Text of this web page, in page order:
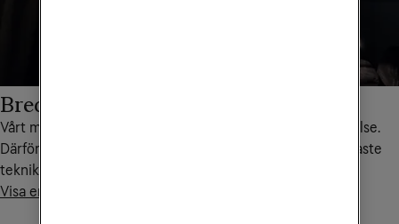
Bredband
Vårt mål är att du alltid ska ha Sveriges bästa surfupplevelse.
Därför ger vi dig tillgång till en WiFi-router med den senaste
tekniken när du köper bredband från oss.
Visa erbjudanden